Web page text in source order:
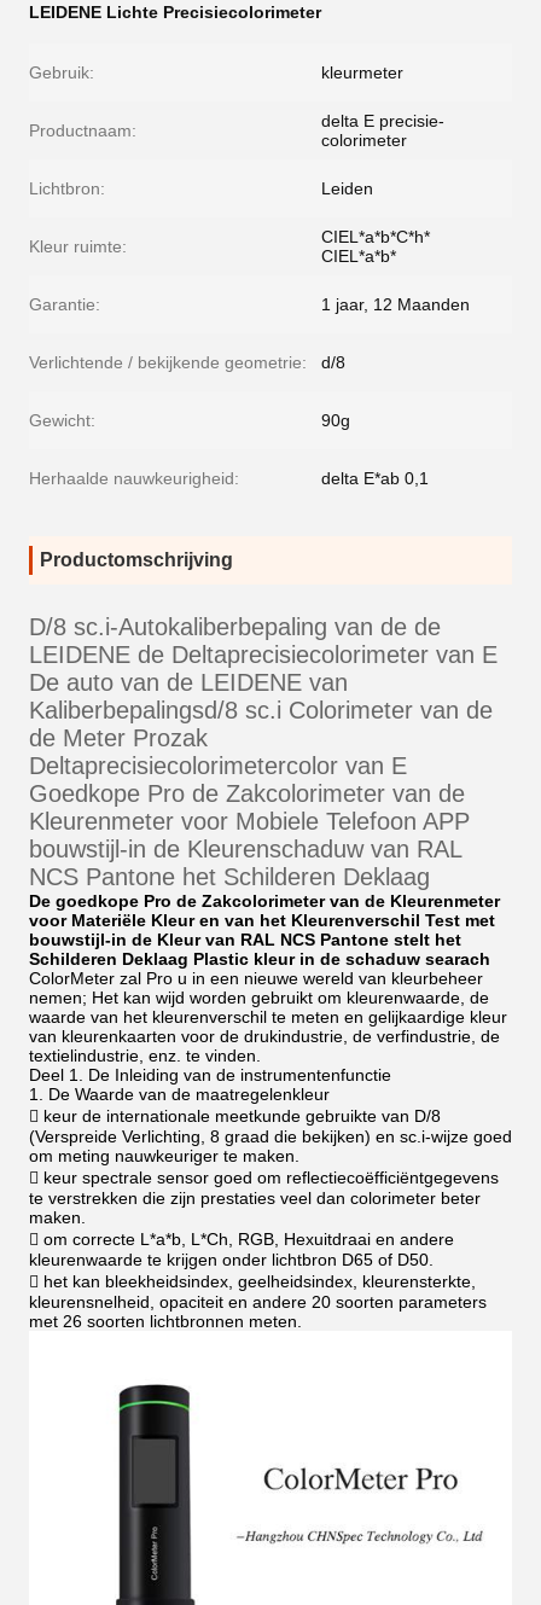
LEIDENE Lichte Precisiecolorimeter
Gebruik: kleurmeter
Productnaam:
delta E precisie-
colorimeter
Lichtbron: Leiden
Kleur ruimte:
CIEL*a*b*C*h*
CIEL*a*b*
Garantie: 1 jaar, 12 Maanden
Verlichtende / bekijkende geometrie: d/8
Gewicht: 90g
Herhaalde nauwkeurigheid: delta E*ab 0,1
Productomschrijving
D/8 sc.i-Autokaliberbepaling van de de
LEIDENE de Deltaprecisiecolorimeter van E
De auto van de LEIDENE van
Kaliberbepalingsd/8 sc.i Colorimeter van de
de Meter Prozak
Deltaprecisiecolorimetercolor van E
Goedkope Pro de Zakcolorimeter van de
Kleurenmeter voor Mobiele Telefoon APP
bouwstijl-in de Kleurenschaduw van RAL
NCS Pantone het Schilderen Deklaag
De goedkope Pro de Zakcolorimeter van de Kleurenmeter
voor Materiële Kleur en van het Kleurenverschil Test met
bouwstijl-in de Kleur van RAL NCS Pantone stelt het
Schilderen Deklaag Plastic kleur in de schaduw searach
ColorMeter zal Pro u in een nieuwe wereld van kleurbeheer
nemen; Het kan wijd worden gebruikt om kleurenwaarde, de
waarde van het kleurenverschil te meten en gelijkaardige kleur
van kleurenkaarten voor de drukindustrie, de verfindustrie, de
textielindustrie, enz. te vinden.
Deel 1. De Inleiding van de instrumentenfunctie
1. De Waarde van de maatregelenkleur
 keur de internationale meetkunde gebruikte van D/8
(Verspreide Verlichting, 8 graad die bekijken) en sc.i-wijze goed
om meting nauwkeuriger te maken.
 keur spectrale sensor goed om reflectiecoëfficiëntgegevens
te verstrekken die zijn prestaties veel dan colorimeter beter
maken.
 om correcte L*a*b, L*Ch, RGB, Hexuitdraai en andere
kleurenwaarde te krijgen onder lichtbron D65 of D50.
 het kan bleekheidsindex, geelheidsindex, kleurensterkte,
kleurensnelheid, opaciteit en andere 20 soorten parameters
met 26 soorten lichtbronnen meten.